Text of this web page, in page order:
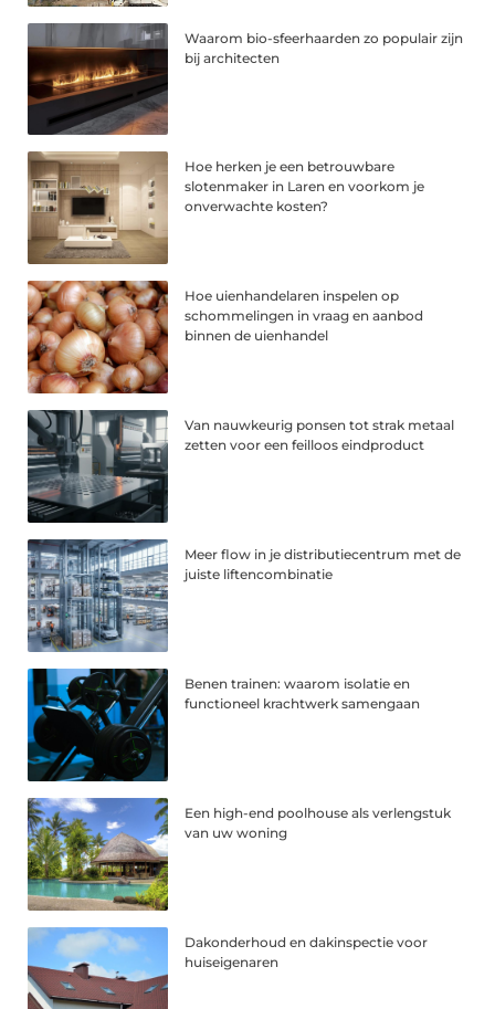
Waarom bio-sfeerhaarden zo populair zijn
bij architecten
Hoe herken je een betrouwbare
slotenmaker in Laren en voorkom je
onverwachte kosten?
Hoe uienhandelaren inspelen op
schommelingen in vraag en aanbod
binnen de uienhandel
Van nauwkeurig ponsen tot strak metaal
zetten voor een feilloos eindproduct
Meer flow in je distributiecentrum met de
juiste liftencombinatie
Benen trainen: waarom isolatie en
functioneel krachtwerk samengaan
Een high-end poolhouse als verlengstuk
van uw woning
Dakonderhoud en dakinspectie voor
huiseigenaren